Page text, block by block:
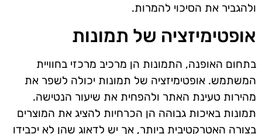
ולהגביר את הסיכוי להמרות.
אופטימיזציה של תמונות
בתחום האופנה, התמונות הן מרכיב מרכזי בחוויית
המשתמש. אופטימיזציה של תמונות יכולה לשפר את
מהירות טעינת האתר ולהפחית את שיעור הנטישה.
תמונות באיכות גבוהה הן הכרחיות להציג את המוצרים
בצורה האטרקטיבית ביותר, אך יש לדאוג שהן לא יכבידו